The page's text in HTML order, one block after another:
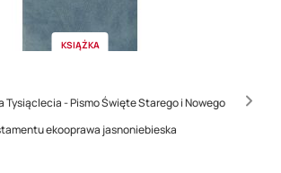
KSIĄŻKA
Tysiąclecia - Pismo Święte Starego i Nowego
ekooprawa jasnoniebieska